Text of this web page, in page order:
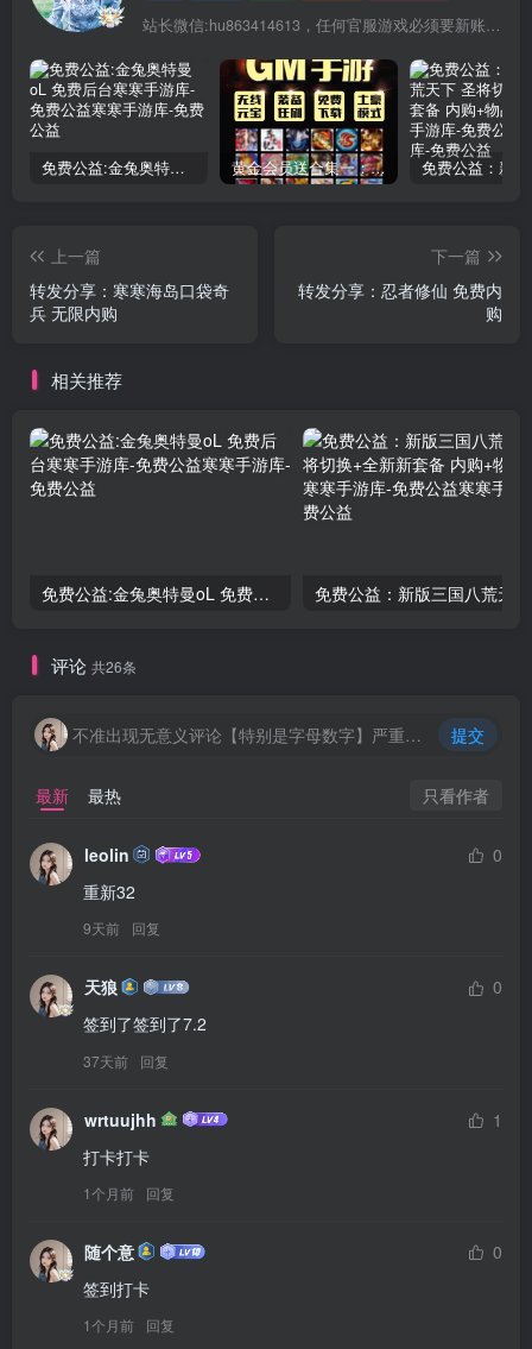
站长微信:hu863414613，任何官服游戏必须要新账号注册！充值前记得找我审核账号!
免费公益:金兔奥特曼oL 免费后台 黄金会员送合集一：150款后台手游合集
上一篇
转发分享：寒寒海岛口袋奇
兵 无限内购
下一篇
转发分享：忍者修仙 免费内
购
相关推荐
免费公益:金兔奥特曼oL 免费后台
评论 共26条
不准出现无意义评论【特别是字母数字】严重封号处理 提交
最新 最热 只看作者
leolin
0
重新32
9天前 回复
天狼
0
签到了签到了7.2
37天前 回复
wrtuujhh
1
打卡打卡
1个月前 回复
随个意
0
签到打卡
1个月前 回复